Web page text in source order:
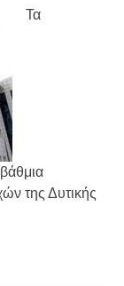
Τα
της Δυτικής